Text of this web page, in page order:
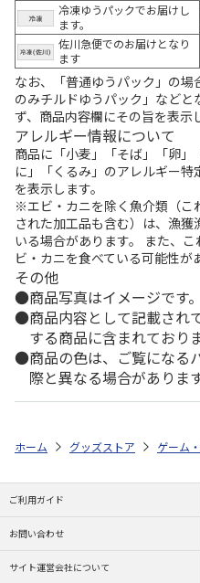
冷凍ゆうパックでお届けし
ます。
佐川急便でのお届けとなり
ます
なお、「普通ゆうパック」の
のみチルドゆうパック」など
ず、商品内容欄にその旨を表示
アレルギー情報について
商品に「小麦」「そば」「卵
に」「くるみ」のアレルギー
を表示します。
※エビ・カニを除く魚介類（こ
された加工品も含む）は、漁
いる場合があります。 また、
ビ・カニを食べている可能性が
その他
商品写真はイメージです。
商品内容として記載され
する商品に含まれており
商品の色は、ご覧になる
際と異なる場合があります
ホーム グッズストア ゲーム
ご利用ガイド
お問い合わせ
サイト運営会社について